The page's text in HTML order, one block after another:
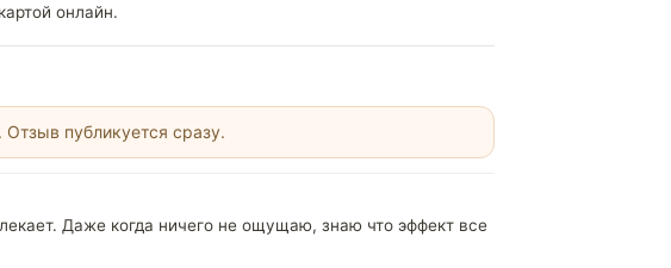
онлайн.
Отзыв публикуется сразу.
Даже когда ничего не ощущаю, знаю что эффект все